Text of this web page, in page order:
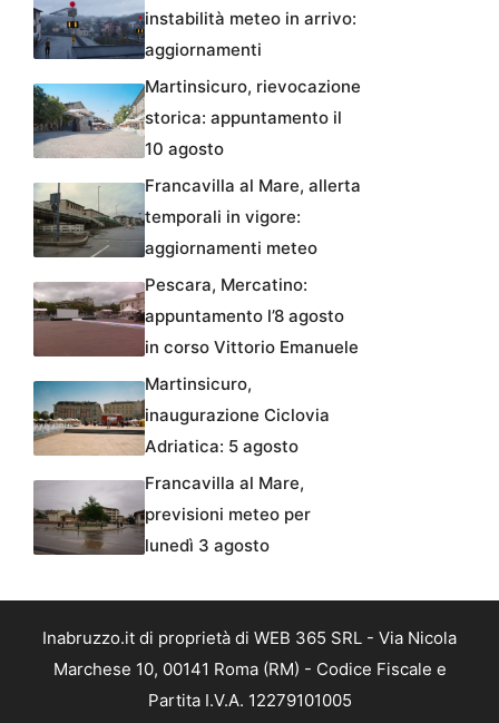
instabilità meteo in arrivo:
aggiornamenti
Martinsicuro, rievocazione
storica: appuntamento il
10 agosto
Francavilla al Mare, allerta
temporali in vigore:
aggiornamenti meteo
Pescara, Mercatino:
appuntamento l’8 agosto
in corso Vittorio Emanuele
Martinsicuro,
inaugurazione Ciclovia
Adriatica: 5 agosto
Francavilla al Mare,
previsioni meteo per
lunedì 3 agosto
Inabruzzo.it di proprietà di WEB 365 SRL - Via Nicola
Marchese 10, 00141 Roma (RM) - Codice Fiscale e
Partita I.V.A. 12279101005